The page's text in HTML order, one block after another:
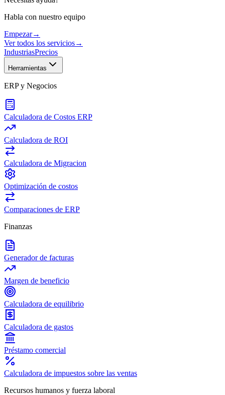
Habla con nuestro equipo
Empezar→
Ver todos los servicios→
IndustriasPrecios
Herramientas
ERP y Negocios
Calculadora de Costos ERP
Calculadora de ROI
Calculadora de Migracion
Optimización de costos
Comparaciones de ERP
Finanzas
Generador de facturas
Margen de beneficio
Calculadora de equilibrio
Calculadora de gastos
Préstamo comercial
Calculadora de impuestos sobre las ventas
Recursos humanos y fuerza laboral